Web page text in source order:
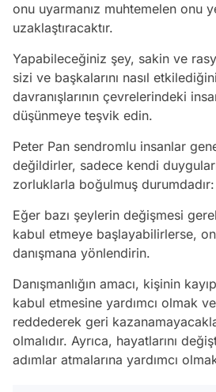
onu uyarmanız muhtemelen onu
uzaklaştıracaktır.
Yapabileceğiniz şey, sakin ve
sizi ve başkalarını nasıl
davranışlarının çevrelerindeki
düşünmeye teşvik edin.
Peter Pan sendromlu insanlar
değildirler, sadece kendi
zorluklarla boğulmuş durumdadır:
Eğer bazı şeylerin değişmesi
kabul etmeye başlayabilirlerse,
danışmana yönlendirin.
Danışmanlığın amacı, kişinin
kabul etmesine yardımcı olmak
reddederek geri
olmalıdır. Ayrıca, hayatlarını
adımlar atmalarına yardımcı